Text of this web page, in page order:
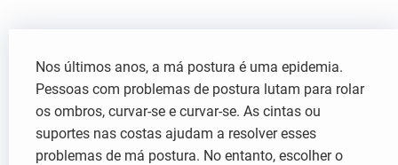
Nos últimos anos, a má postura é uma epidemia.
Pessoas com problemas de postura lutam para rolar
os ombros, curvar-se e curvar-se. As cintas ou
suportes nas costas ajudam a resolver esses
problemas de má postura. No entanto, escolher o